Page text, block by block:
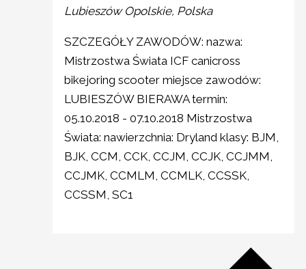
Lubieszów Opolskie, Polska
SZCZEGÓŁY ZAWODÓW: nazwa:
Mistrzostwa Świata ICF canicross
bikejoring scooter miejsce zawodów:
LUBIESZÓW BIERAWA termin:
05.10.2018 - 07.10.2018 Mistrzostwa
Świata: nawierzchnia: Dryland klasy: BJM,
BJK, CCM, CCK, CCJM, CCJK, CCJMM,
CCJMK, CCMLM, CCMLK, CCSSK,
CCSSM, SC1